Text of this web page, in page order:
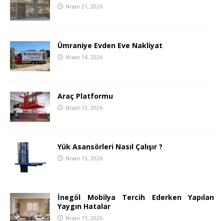
Nisan 21, 2026
Ümraniye Evden Eve Nakliyat
Nisan 14, 2026
Araç Platformu
Nisan 13, 2026
Yük Asansörleri Nasıl Çalışır ?
Nisan 13, 2026
İnegöl Mobilya Tercih Ederken Yapılan
Yaygın Hatalar
Nisan 13, 2026